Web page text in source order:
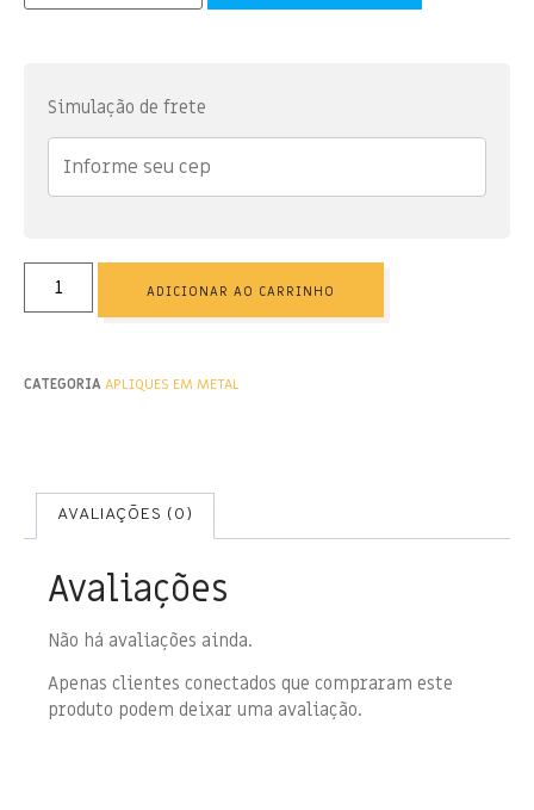
Simulação de frete
ADICIONAR AO CARRINHO
CATEGORIAAPLIQUES EM METAL
AVALIAÇÕES (0)
Avaliações
Não há avaliações ainda.
Apenas clientes conectados que compraram este
produto podem deixar uma avaliação.